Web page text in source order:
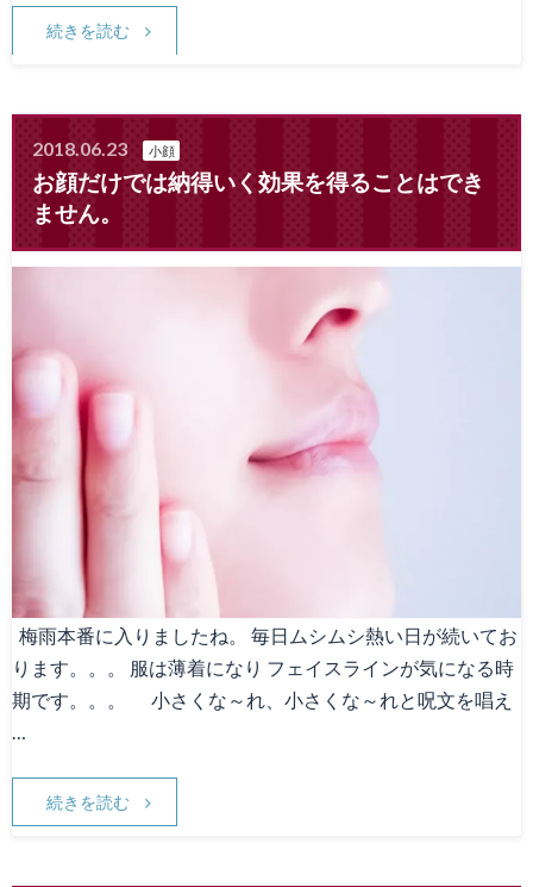
続きを読む
2018.06.23 小顔
お顔だけでは納得いく効果を得ることはでき
ません。
梅雨本番に入りましたね。 毎日ムシムシ熱い日が続いてお
ります。。。 服は薄着になり フェイスラインが気になる時
期です。。。 小さくな～れ、小さくな～れと呪文を唱え
続きを読む